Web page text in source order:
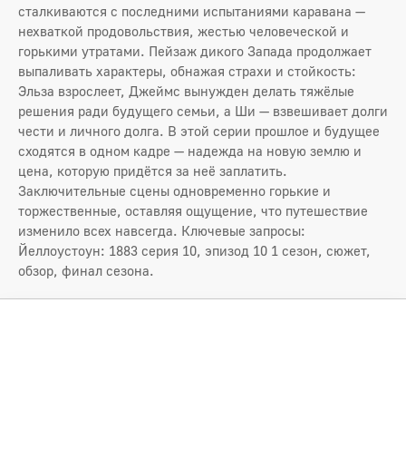
сталкиваются с последними испытаниями каравана —
нехваткой продовольствия, жестью человеческой и
горькими утратами. Пейзаж дикого Запада продолжает
выпаливать характеры, обнажая страхи и стойкость:
Эльза взрослеет, Джеймс вынужден делать тяжёлые
решения ради будущего семьи, а Ши — взвешивает долги
чести и личного долга. В этой серии прошлое и будущее
сходятся в одном кадре — надежда на новую землю и
цена, которую придётся за неё заплатить.
Заключительные сцены одновременно горькие и
торжественные, оставляя ощущение, что путешествие
изменило всех навсегда. Ключевые запросы:
Йеллоустоун: 1883 серия 10, эпизод 10 1 сезон, сюжет,
обзор, финал сезона.